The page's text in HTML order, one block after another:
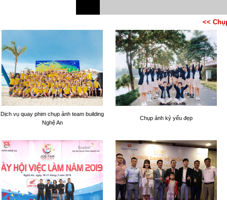
<<
Dịch vụ quay phim chụp ảnh team building
Nghệ An
Chụp ảnh kỷ yếu đẹp